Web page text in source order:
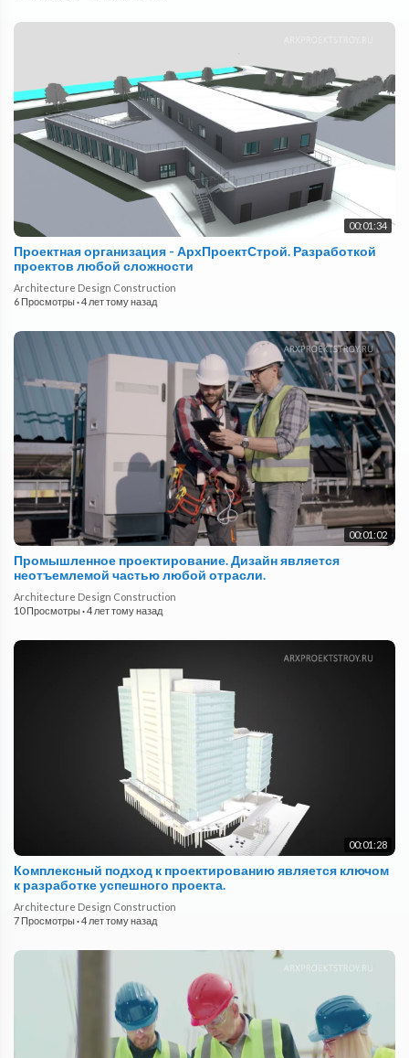
00:01:34
Проектная организация - АрхПроектСтрой. Разработкой
проектов любой сложности
Architecture Design Construction
6 Просмотры·4 лет тому назад
00:01:02
Промышленное проектирование. Дизайн является
неотъемлемой частью любой отрасли.
Architecture Design Construction
10 Просмотры·4 лет тому назад
00:01:28
Комплексный подход к проектированию является ключом
к разработке успешного проекта.
Architecture Design Construction
7 Просмотры·4 лет тому назад